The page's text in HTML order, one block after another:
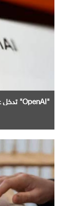
"OpenAI" تدخل علي خط الصراع مع أمازون